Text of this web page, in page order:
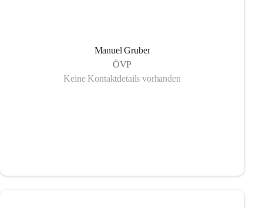
Manuel Gruber
ÖVP
Keine Kontaktdetails vorhanden